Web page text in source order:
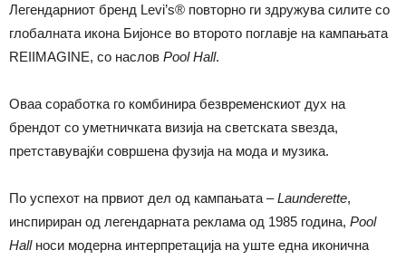
Легендарниот бренд Levi’s® повторно ги здружува силите со
глобалната икона Бијонсе во второто поглавје на кампањата
REIIMAGINE, со наслов Pool Hall.
Оваа соработка го комбинира безвременскиот дух на
брендот со уметничката визија на светската ѕвезда,
претставувајќи совршена фузија на мода и музика.
По успехот на првиот дел од кампањата –Launderette,
инспириран од легендарната реклама од 1985 година, Pool
Hallноси модерна интерпретација на уште една иконична